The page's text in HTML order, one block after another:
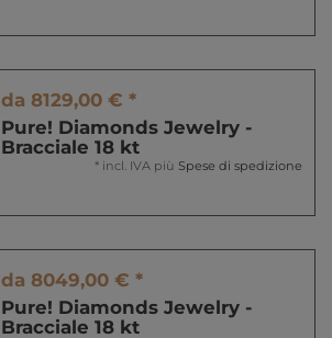
da 8129,00 € *
Pure! Diamonds Jewelry -
Bracciale 18 kt
* incl. IVA più Spese di spedizione
da 8049,00 € *
Pure! Diamonds Jewelry -
Bracciale 18 kt